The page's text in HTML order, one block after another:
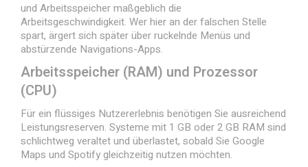
und Arbeitsspeicher maßgeblich die
Arbeitsgeschwindigkeit. Wer hier an der falschen Stelle
spart, ärgert sich später über ruckelnde Menüs und
abstürzende Navigations-Apps.
Arbeitsspeicher (RAM) und Prozessor
(CPU)
Für ein flüssiges Nutzererlebnis benötigen Sie ausreichend
Leistungsreserven. Systeme mit 1 GB oder 2 GB RAM sind
schlichtweg veraltet und überlastet, sobald Sie Google
Maps und Spotify gleichzeitig nutzen möchten.